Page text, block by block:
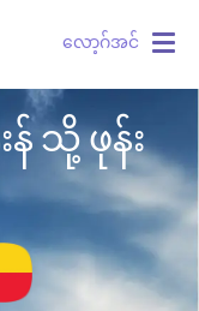
လော့ဂ်အင်
န် သို့ ဖုန်း